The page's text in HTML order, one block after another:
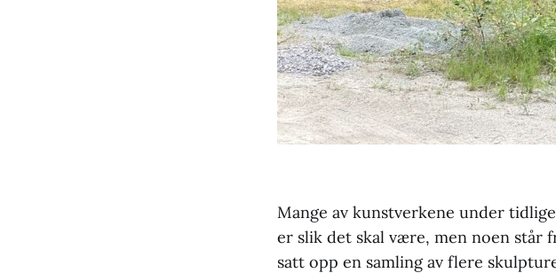
Mange av kunstverkene under
er slik det skal være, men noen står
satt opp en samling av flere